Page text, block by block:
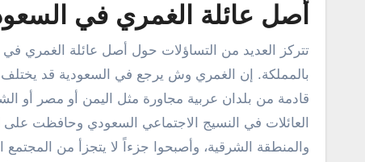
أصل عائلة الغمري في
تتركز العديد من التساؤلات حول أصل عائلة الغمري
بالمملكة. إن الغمري وش يرجع في السعودية قد
قادمة من بلدان عربية مجاورة مثل اليمن أو مصر أو
العائلات في النسيج الاجتماعي السعودي وحافظت
والمنطقة الشرقية، وأصبحوا جزءاً لا يتجزأ من